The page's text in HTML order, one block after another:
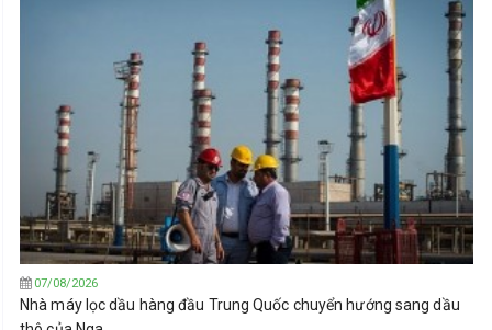
07/08/2026
Nhà máy lọc dầu hàng đầu Trung Quốc chuyển hướng sang dầu